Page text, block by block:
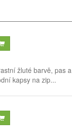
žluté barvě, pas a
kapsy na zip...